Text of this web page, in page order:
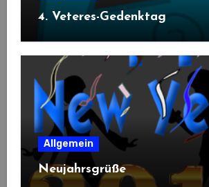
4. Veteres-Gedenktag
Allgemein
Neujahrsgrüße